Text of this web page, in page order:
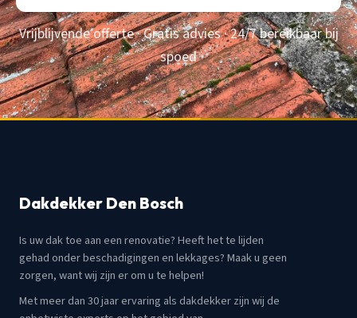
Vrijblijvende offerte · Gratis advies · 24/7 bereikbaar bij
spoed
Dakdekker Den Bosch
Is uw dak toe aan een renovatie? Heeft het te lijden
gehad onder beschadigingen en lekkages? Maak u geen
zorgen, want wij zijn er om u te helpen!
Met meer dan 30 jaar ervaring als dakdekker zijn wij de